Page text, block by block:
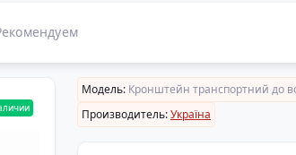
Модель: Кронштейн транспортний до
Производитель:Україна